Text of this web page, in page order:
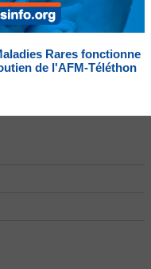
Rares fonctionne
de l'AFM-Téléthon